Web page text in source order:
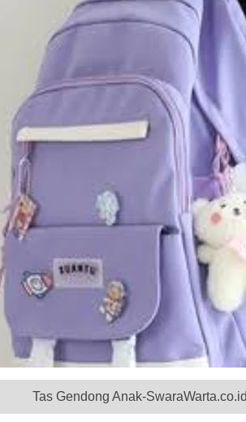
Tas Gendong Anak-